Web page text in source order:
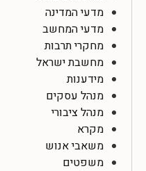
מדעי המדינה
מדעי המחשב
מחקרי תרבות
מחשבת ישראל
מידענות
מנהל עסקים
מנהל ציבורי
מקרא
משאבי אנוש
משפטים